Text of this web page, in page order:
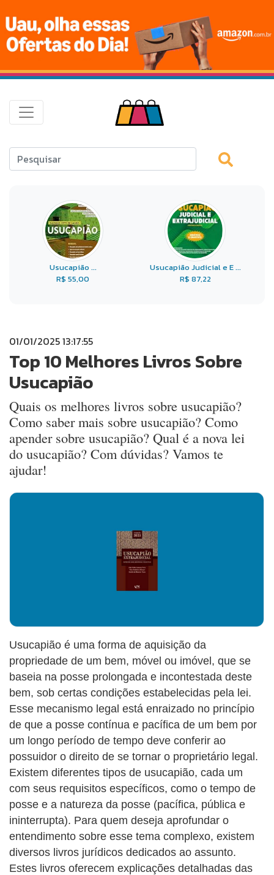
Usucapião ...
R$ 55,00
Usucapião Judicial e E ...
R$ 87,22
01/01/2025 13:17:55
Top 10 Melhores Livros Sobre
Usucapião
Quais os melhores livros sobre usucapião?
Como saber mais sobre usucapião? Como
apender sobre usucapião? Qual é a nova lei
do usucapião? Com dúvidas? Vamos te
ajudar!
Usucapião é uma forma de aquisição da
propriedade de um bem, móvel ou imóvel, que se
baseia na posse prolongada e incontestada deste
bem, sob certas condições estabelecidas pela lei.
Esse mecanismo legal está enraizado no princípio
de que a posse contínua e pacífica de um bem por
um longo período de tempo deve conferir ao
possuidor o direito de se tornar o proprietário legal.
Existem diferentes tipos de usucapião, cada um
com seus requisitos específicos, como o tempo de
posse e a natureza da posse (pacífica, pública e
ininterrupta). Para quem deseja aprofundar o
entendimento sobre esse tema complexo, existem
diversos livros jurídicos dedicados ao assunto.
Estes livros oferecem explicações detalhadas das